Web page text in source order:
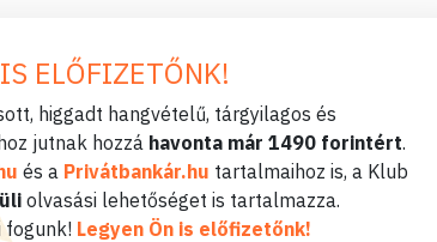
ELŐFIZETŐNK!
higgadt hangvételű, tárgyilagos és
jutnak hozzá havonta már 1490 forintért.
és a Privátbankár.hu tartalmaihoz is, a Klub
olvasási lehetőséget is tartalmazza.
fogunk! Legyen Ön is előfizetőnk!